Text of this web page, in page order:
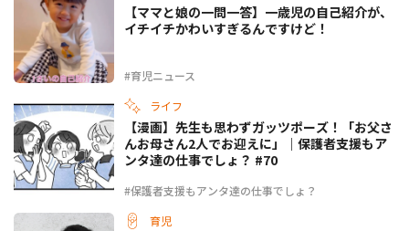
#育児ニュース
【ママと娘の一問一答】一歳児の自己紹介が、
イチイチかわいすぎるんですけど！
ライフ
#保護者支援もアンタ達の仕事でしょ？
【漫画】先生も思わずガッツポーズ！「お父さ
んお母さん2人でお迎えに」｜保護者支援もア
ンタ達の仕事でしょ？ #70
育児